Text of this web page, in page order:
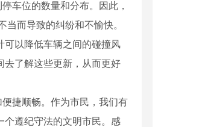
车位的数量和分布。因此，
而导致的纠纷和不愉快。
可以降低车辆之间的碰撞风
去了解这些更新，从而更好
捷顺畅。作为市民，我们有
个遵纪守法的文明市民。感